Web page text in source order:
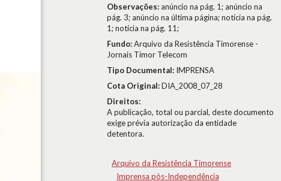
Observações:anúncio na pág. 1; anúncio na
pág. 3; anúncio na última página; notícia na pág.
1; notícia na pág. 11;
Fundo:Arquivo da Resistência Timorense -
Jornais Timor Telecom
Tipo Documental: IMPRENSA
Cota Original:DIA_2008_07_28
Direitos:
A publicação, total ou parcial, deste documento
exige prévia autorização da entidade
detentora.
Arquivo da Resistência Timorense
Imprensa pós-Independência